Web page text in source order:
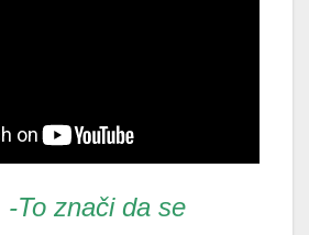
-To znači da se